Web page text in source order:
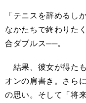
「テニスを辞めるし
なかたちで終わりた
合ダブルス──。
結果、彼女が得た
オンの肩書き。さら
の思い。そして「将